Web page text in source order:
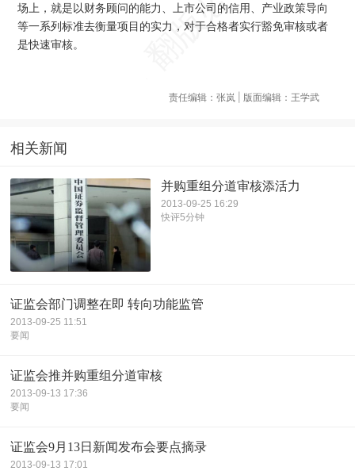
场上，就是以财务顾问的能力、上市公司的信用、产业政策导向
等一系列标准去衡量项目的实力，对于合格者实行豁免审核或者
是快速审核。
责任编辑：张岚 | 版面编辑：王学武
相关新闻
并购重组分道审核添活力
2013-09-25 16:29
快评5分钟
证监会部门调整在即 转向功能监管
2013-09-25 11:51
要闻
证监会推并购重组分道审核
2013-09-13 17:36
要闻
证监会9月13日新闻发布会要点摘录
2013-09-13 17:01